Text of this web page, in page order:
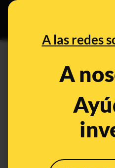
A las redes
A
Manos Limpias
CONTEXTO